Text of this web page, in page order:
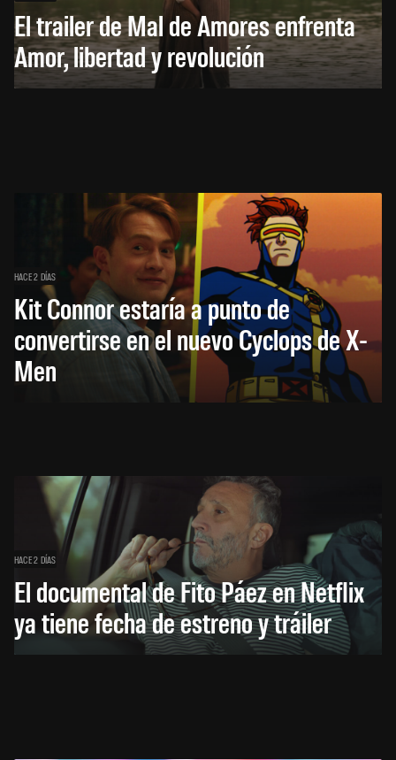
El trailer de Mal de Amores enfrenta
Amor, libertad y revolución
HACE 2 DÍAS
Kit Connor estaría a punto de
convertirse en el nuevo Cyclops de X-
Men
HACE 2 DÍAS
El documental de Fito Páez en Netflix
ya tiene fecha de estreno y tráiler